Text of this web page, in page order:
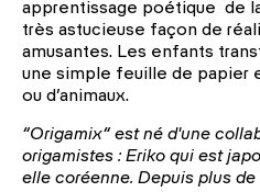
apprentissage poétique de
très astucieuse façon de
amusantes. Les enfants
une simple feuille de papier
ou d’animaux.
“Origamix“ est né d'une
origamistes : Eriko qui est
elle coréenne. Depuis plus de